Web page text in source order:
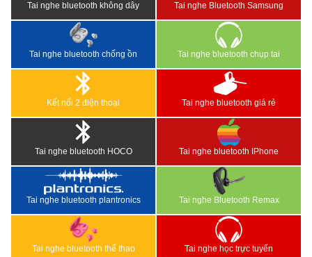
Tai nghe bluetooth không dây Tai nghe Bluetooth Samsung
Tai nghe bluetooth chống ồn Tai nghe bluetooth chụp tai
Kết nối 2 điện thoại Tai nghe bluetooth giá rẻ
Tai nghe bluetooth HOCO Tai nghe bluetooth IPhone
Tai nghe bluetooth plantronics Tai nghe Bluetooth Remax
Tai nghe bluetooth thể thao Tai nghe học trực tuyến